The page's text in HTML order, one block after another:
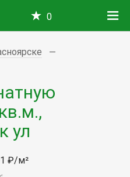
0
ул
₽/м²